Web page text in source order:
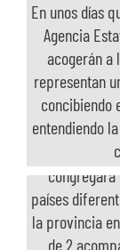
CUENTA
En unos días
Agencia
acogerán a
representan
concibiendo
entendiendo
EL
MÁSTER
El
congregará
países
la provincia
de 2